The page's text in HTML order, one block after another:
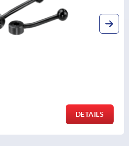
Außengewinde